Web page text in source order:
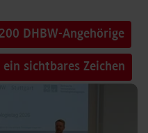
DHBW-Angehörige
sichtbares Zeichen